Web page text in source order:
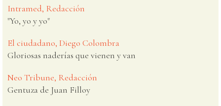
Intramed, Redacción
"Yo, yo y yo"
El ciudadano, Diego Colombra
Gloriosas naderías que vienen y van
Neo Tribune, Redacción
Gentuza de Juan Filloy